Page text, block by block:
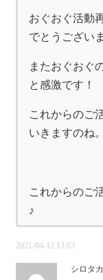
おぐおぐ活動
でとうござい
またおぐおぐ
と感激です！
これからのご
いきますのね。
これからのご
♪
2021-04-12 13:03
シロタカ